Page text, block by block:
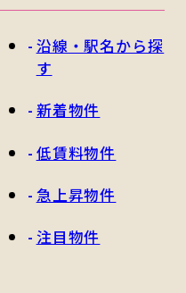
沿線・駅名から探
す
新着物件
低賃料物件
急上昇物件
注目物件